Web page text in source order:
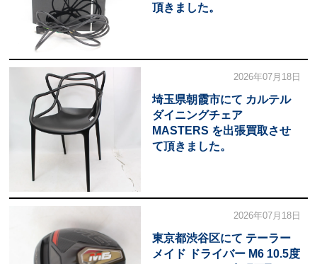
頂きました。
2026年07月18日
埼玉県朝霞市にて カルテル
ダイニングチェア
MASTERS を出張買取させ
て頂きました。
2026年07月18日
東京都渋谷区にて テーラー
メイド ドライバー M6 10.5度